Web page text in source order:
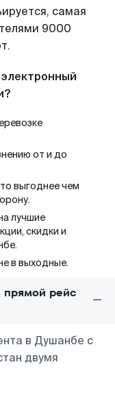
самая
9000
от и до
выгоднее чем
лучшие
скидки и
в выходные.
рейс
в Душанбе с
двумя